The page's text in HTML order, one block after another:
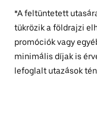
*A feltüntetett
tükrözik a földrajzi
promóciók vagy
minimális díjak is
lefoglalt utazások